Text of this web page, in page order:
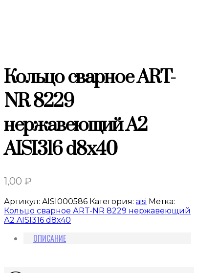
Кольцо сварное АRT-
NR 8229
нержавеющий А2
AISI316 d8х40
1,00 ₽
Артикул: AISI000586 Категория: aisi Метка:
Кольцо сварное АRT-NR 8229 нержавеющий
А2 AISI316 d8х40
ОПИСАНИЕ